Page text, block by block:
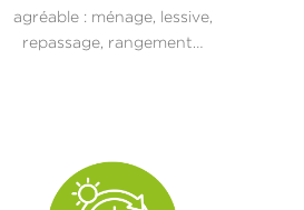
agréable : ménage, lessive,
repassage, rangement…